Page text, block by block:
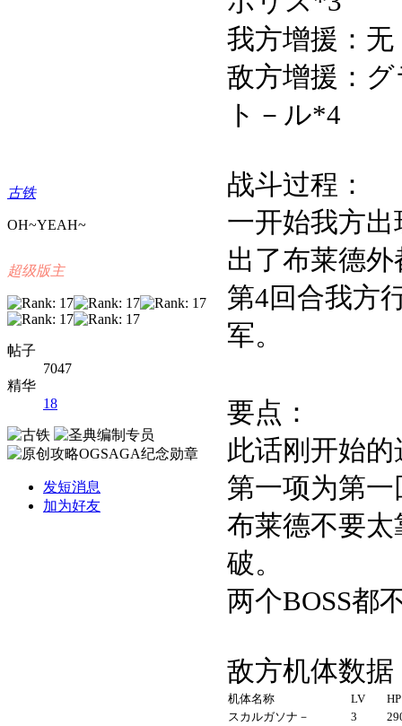
古铁
OH~YEAH~
超级版主
帖子
7047
精华
18
发短消息
加为好友
我方增援：无
敌方增援：
ト－ル*4
战斗过程：
一开始我方
出了布莱德
第4回合我方
军。
要点：
此话刚开始
第一项为第
布莱德不要
破。
两个BOSS都
敌方机体数据
机体名称 LV
HP
スカルガソナ－
3